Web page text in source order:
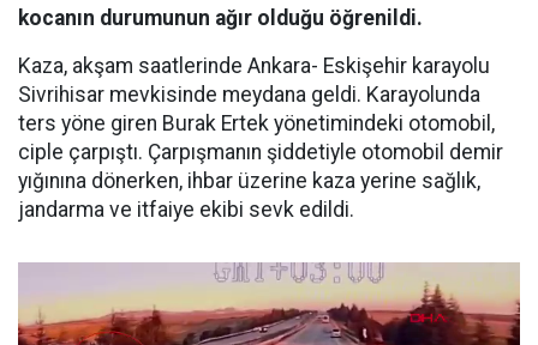
kocanın durumunun ağır olduğu öğrenildi.
Kaza, akşam saatlerinde Ankara- Eskişehir karayolu
Sivrihisar mevkisinde meydana geldi. Karayolunda
ters yöne giren Burak Ertek yönetimindeki otomobil,
ciple çarpıştı. Çarpışmanın şiddetiyle otomobil demir
yığınına dönerken, ihbar üzerine kaza yerine sağlık,
jandarma ve itfaiye ekibi sevk edildi.